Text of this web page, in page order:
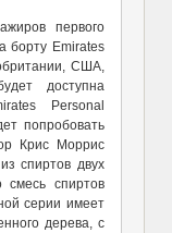
первого
борту Emirates
США,
доступна
Personal
попробовать
Крис Моррис
спиртов двух
смесь спиртов
серии имеет
дерева, с